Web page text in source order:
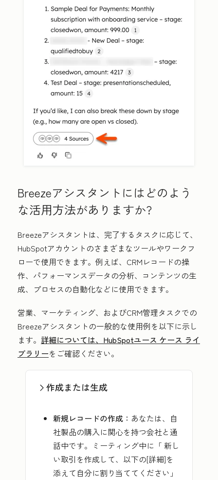
Breezeアシスタントにはどのよう
な活用方法がありますか?
Breezeアシスタントは、完了するタスクに応じて、
HubSpotアカウントのさまざまなツールやワークフ
ローで使用できます。例えば、CRMレコードの操
作、パフォーマンスデータの分析、コンテンツの生
成、プロセスの自動化などに使用できます。
営業、マーケティング、およびCRM管理タスクでの
Breezeアシスタントの一般的な使用例を以下に示し
ます。 詳細については、HubSpotユース ケース ライ
ブラリーをご確認ください。
作成または生成
新規レコードの作成： あなたは、自
社製品の購入に関心を持つ会社と通
話中です。ミーティング中に「 新し
い取引を作成して、以下の[詳細]を
添えて自分に割り当ててください」